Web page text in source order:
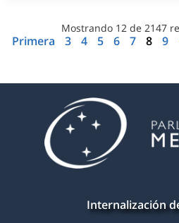
Mostrando 12 de 2147
Primera 3 4 5 6 7 8 9
Internalización